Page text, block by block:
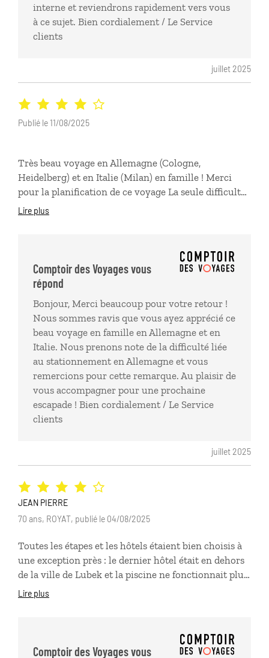
juillet 2025
interne et reviendrons rapidement vers vous
à ce sujet. Bien cordialement / Le Service
clients
Très beau voyage en Allemagne (Cologne,
Heidelberg) et en Italie (Milan) en famille ! Merci
pour la planification de ce voyage La seule difficulté
a été de garer la voiture en Allemagne.
Lire plus
juillet 2025
Publié le 11/08/2025
Comptoir des Voyages vous
répond
Bonjour, Merci beaucoup pour votre retour !
Nous sommes ravis que vous ayez apprécié ce
beau voyage en famille en Allemagne et en
Italie. Nous prenons note de la difficulté liée
au stationnement en Allemagne et vous
remercions pour cette remarque. Au plaisir de
vous accompagner pour une prochaine
escapade ! Bien cordialement / Le Service
clients
Toutes les étapes et les hôtels étaient bien choisis à
une exception près : le dernier hôtel était en dehors
de la ville de Lubek et la piscine ne fonctionnait plus
depuis 2022. Dans ce genre de voyage, il aurait été
Lire plus
JEAN PIERRE
70 ans, ROYAT, publié le 04/08/2025
Comptoir des Voyages vous